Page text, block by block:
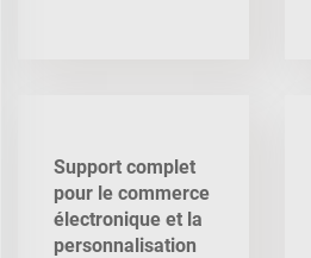
Support complet
pour le commerce
électronique et la
personnalisation